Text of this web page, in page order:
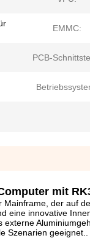
EMMC:
PCB-
mit
der auf
eine innovative
Szenarien geeignet..